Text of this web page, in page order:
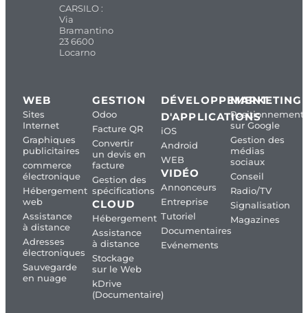
CARSILO :
Via
Bramantino
23 6600
Locarno
WEB
Sites
Internet
Graphiques
publicitaires
commerce
électronique
Hébergement
web
Assistance
à distance
Adresses
électroniques
Sauvegarde
en nuage
GESTION
Odoo
Facture QR
Convertir
un devis en
facture
Gestion des
spécifications
CLOUD
Hébergement
Assistance
à distance
Stockage
sur le Web
kDrive
(Documentaire)
DÉVELOPPEMENT
D'APPLICATIONS
iOS
Android
WEB
VIDÉO
Annonceurs
Entreprise
Tutoriel
Documentaires
Evénements
MARKETING
Positionnement
sur Google
Gestion des
médias
sociaux
Conseil
Radio/TV
Signalisation
Magazines